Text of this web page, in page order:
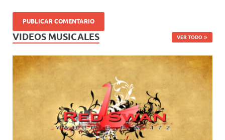
VIDEOS MUSICALES VER TODO